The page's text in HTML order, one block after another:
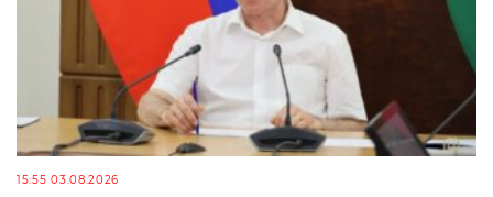
15:55 03.08.2026